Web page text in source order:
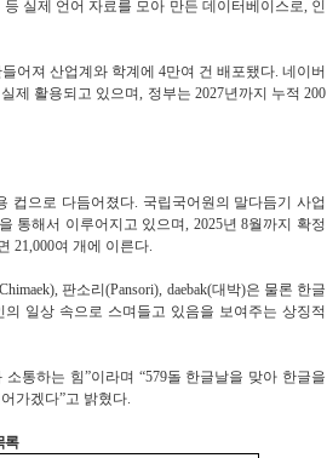
실제 언어 자료를 모아 만든 데이터베이스로, 인
어져 산업계와 학계에 4만여 건 배포됐다. 네이버
제 활용되고 있으며, 정부는 2027년까지 누적 200
컵으로 다듬어졌다. 국립국어원의 말다듬기 사업
통해서 이루어지고 있으며, 2025년 8월까지 확정
21,000여 개에 이른다.
판소리(Pansori), daebak(대박)은 물론 한글
일상 속으로 스며들고 있음을 보여주는 상징적
통하는 힘”이라며 “579돌 한글날을 맞아 한글을
가겠다”고 밝혔다.
록